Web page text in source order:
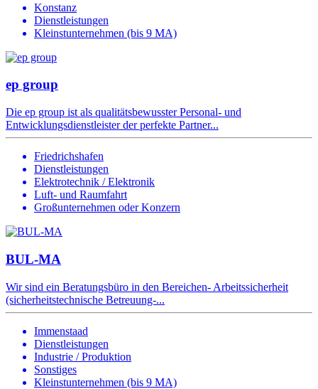
Konstanz
Dienstleistungen
Kleinstunternehmen (bis 9 MA)
ep group
Die ep group ist als qualitätsbewusster Personal- und
Entwicklungsdienstleister der perfekte Partner...
Friedrichshafen
Dienstleistungen
Elektrotechnik / Elektronik
Luft- und Raumfahrt
Großunternehmen oder Konzern
BUL-MA
Wir sind ein Beratungsbüro in den Bereichen- Arbeitssicherheit
(sicherheitstechnische Betreuung-...
Immenstaad
Dienstleistungen
Industrie / Produktion
Sonstiges
Kleinstunternehmen (bis 9 MA)